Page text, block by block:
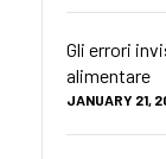
Gli errori
alimentare
JANUARY 21,